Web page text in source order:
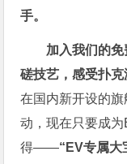
手。
加入我们的
磋技艺，感受扑克
在国内新开设的
动，现在只要成
得——“EV专属大